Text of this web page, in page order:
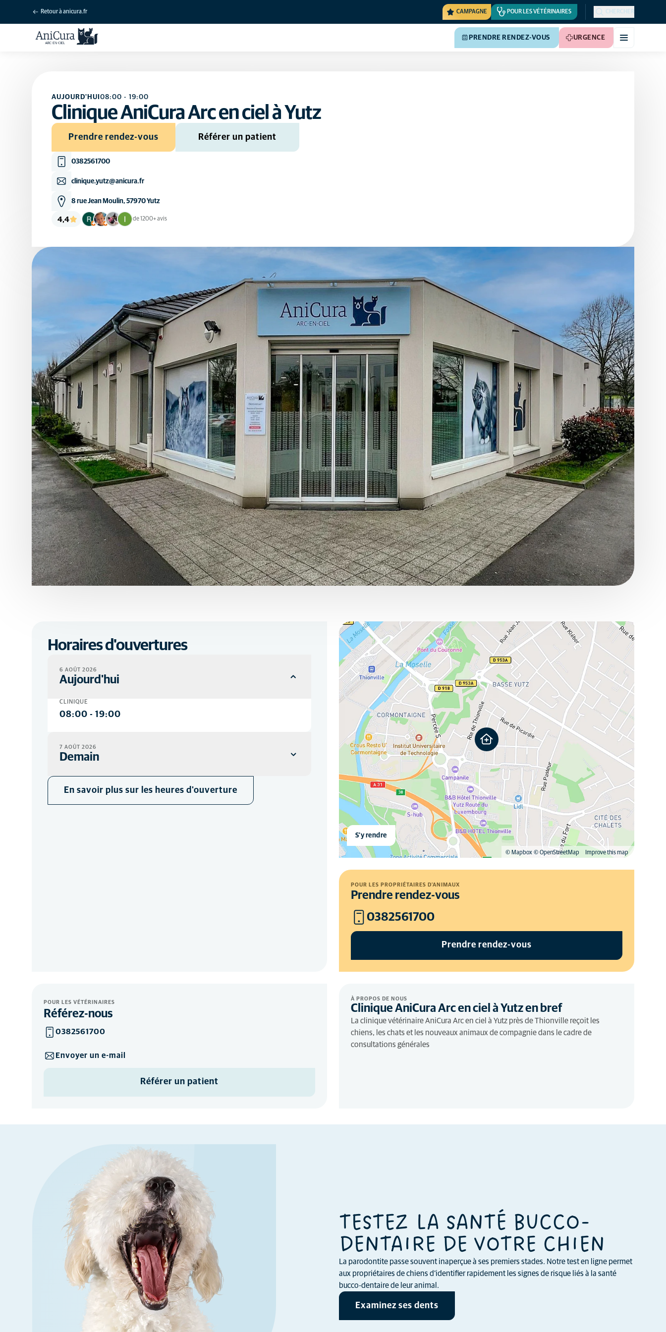
Retour à anicura.fr CAMPAGNE POUR LES VÉTÉRINAIRES CHERCHER
PRENDRE RENDEZ-VOUS URGENCE
AUJOURD'HUI 08:00 - 19:00
Clinique AniCura Arc en ciel à Yutz
Prendre rendez-vous Référer un patient
0382561700
clinique.yutz@anicura.fr
8 rue Jean Moulin, 57970 Yutz
4,4 de 1200+ avis
Horaires d'ouvertures
6 AOÛT 2026
Aujourd'hui
CLINIQUE
08:00 - 19:00
7 AOÛT 2026
Demain
08:00-19:00
En savoir plus sur les heures d'ouverture
Vous pouvez nous trouver ici
© Mapbox © OpenStreetMap Improve this map
S'y rendre
POUR LES PROPRIÉTAIRES D'ANIMAUX
Prendre rendez-vous
0382561700
Prendre rendez-vous
POUR LES VÉTÉRINAIRES
Référez-nous
0382561700
Envoyer un e-mail
Référer un patient
À PROPOS DE NOUS
Clinique AniCura Arc en ciel à Yutz en bref
La clinique vétérinaire AniCura Arc en ciel à Yutz près de Thionville reçoit les
chiens, les chats et les nouveaux animaux de compagnie dans le cadre de
consultations générales
TESTEZ LA SANTÉ BUCCO-
DENTAIRE DE VOTRE CHIEN
La parodontite passe souvent inaperçue à ses premiers stades. Notre test en ligne permet
aux propriétaires de chiens d’identifier rapidement les signes de risque liés à la santé
bucco-dentaire de leur animal.
Examinez ses dents